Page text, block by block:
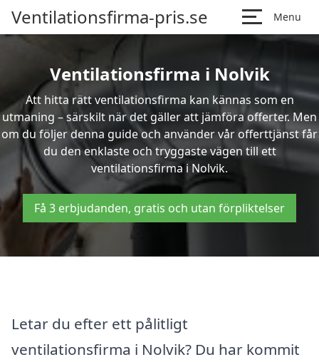
Ventilationsfirma-pris.se Menu
Ventilationsfirma i Nolvik
Att hitta rätt ventilationsfirma kan kännas som en
utmaning – särskilt när det gäller att jämföra offerter. Men
om du följer denna guide och använder vår offerttjänst får
du den enklaste och tryggaste vägen till ett
ventilationsfirma i Nolvik.
Få 3 erbjudanden, gratis och utan förpliktelser
Letar du efter ett pålitligt
ventilationsfirma i Nolvik? Du har kommit